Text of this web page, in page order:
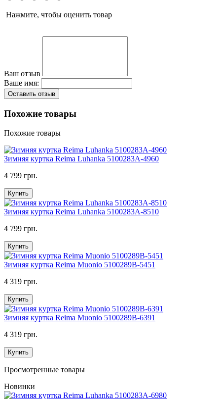
Нажмите, чтобы оценить товар
Ваш отзыв
Ваше имя:
Оставить отзыв
Похожие товары
Похожие товары
Зимняя куртка Reima Luhanka 5100283A-4960
4 799 грн.
Купить
Зимняя куртка Reima Luhanka 5100283A-8510
4 799 грн.
Купить
Зимняя куртка Reima Muonio 5100289B-5451
4 319 грн.
Купить
Зимняя куртка Reima Muonio 5100289B-6391
4 319 грн.
Купить
Просмотренные товары
Новинки